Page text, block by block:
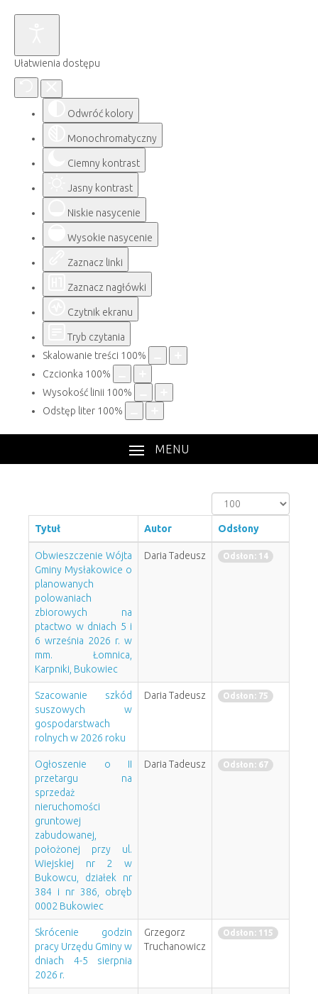
Ułatwienia dostępu
Odwróć kolory
Monochromatyczny
Ciemny kontrast
Jasny kontrast
Niskie nasycenie
Wysokie nasycenie
Zaznacz linki
Zaznacz nagłówki
Czytnik ekranu
Tryb czytania
Skalowanie treści 100%
Czcionka 100%
Wysokość linii 100%
Odstęp liter 100%
MENU
Pokaż
#
Tytuł
Autor Odsłony
Obwieszczenie Wójta
Gminy Mysłakowice o
planowanych
polowaniach
zbiorowych na
ptactwo w dniach 5 i
6 września 2026 r. w
mm. Łomnica,
Karpniki, Bukowiec
Daria Tadeusz Odsłon: 14
Szacowanie szkód
suszowych w
gospodarstwach
rolnych w 2026 roku
Daria Tadeusz Odsłon: 75
Ogłoszenie o II
przetargu na
sprzedaż
nieruchomości
gruntowej
zabudowanej,
położonej przy ul.
Wiejskiej nr 2 w
Bukowcu, działek nr
384 i nr 386, obręb
0002 Bukowiec
Daria Tadeusz Odsłon: 67
Skrócenie godzin
pracy Urzędu Gminy w
dniach 4-5 sierpnia
2026 r.
Grzegorz
Truchanowicz
Odsłon: 115